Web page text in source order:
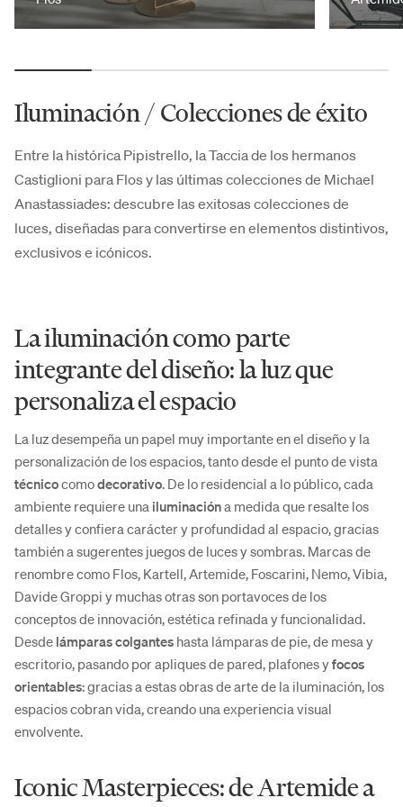
Iluminación / Colecciones de éxito
Entre la histórica Pipistrello, la Taccia de los hermanos
Castiglioni para Flos y las últimas colecciones de Michael
Anastassiades: descubre las exitosas colecciones de
luces, diseñadas para convertirse en elementos distintivos,
exclusivos e icónicos.
La iluminación como parte
integrante del diseño: la luz que
personaliza el espacio
La luz desempeña un papel muy importante en el diseño y la
personalización de los espacios, tanto desde el punto de vista
técnicocomodecorativo. De lo residencial a lo público, cada
ambiente requiere una iluminacióna medida que resalte los
detalles y confiera carácter y profundidad al espacio, gracias
también a sugerentes juegos de luces y sombras. Marcas de
renombre como Flos, Kartell, Artemide, Foscarini, Nemo, Vibia,
Davide Groppi y muchas otras son portavoces de los
conceptos de innovación, estética refinada y funcionalidad.
Desde lámparas colgantes hasta lámparas de pie, de mesa y
escritorio, pasando por apliques de pared, plafones yfocos
orientables: gracias a estas obras de arte de la iluminación, los
espacios cobran vida, creando una experiencia visual
envolvente.
Iconic Masterpieces: de Artemide a